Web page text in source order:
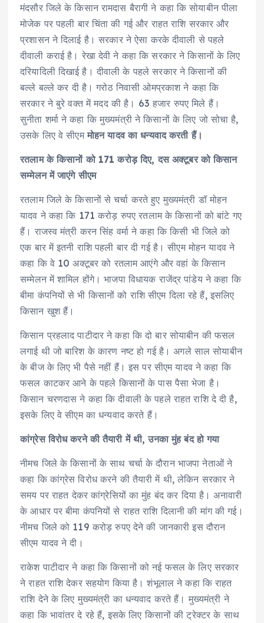
मंदसौर जिले के किसान रामदास बैरागी ने कहा कि सोयाबीन पीला
मोजेक पर पहली बार चिंता की गई और राहत राशि सरकार और
प्रशासन ने दिलाई है। सरकार ने ऐसा करके दीवाली से पहले
दीवाली कराई है। रेखा देवी ने कहा कि सरकार ने किसानों के लिए
दरियादिली दिखाई है। दीवाली के पहले सरकार ने किसानों की
बल्ले बल्ले कर दी है। गरोठ निवासी ओमप्रकाश ने कहा कि
सरकार ने बुरे वक्त में मदद की है। 63 हजार रुपए मिले हैं।
सुनीता शर्मा ने कहा कि मुख्यमंत्री ने किसानों के लिए जो सोचा है,
उसके लिए वे सीएममोहन यादव का धन्यवाद करती हैं।
रतलाम के किसानों को 171 करोड़ दिए, दस अक्टूबर को किसान
सम्मेलन में जाएंगे सीएम
रतलाम जिले के किसानों से चर्चा करते हुए मुख्यमंत्री डॉ मोहन
यादव ने कहा कि 171 करोड़ रुपए रतलाम के किसानों को बांटे गए
हैं। राजस्व मंत्री करन सिंह वर्मा ने कहा कि किसी भी जिले को
एक बार में इतनी राशि पहली बार दी गई है। सीएम मोहन यादव ने
कहा कि वे 10 अक्टूबर को रतलाम आएंगे और वहां के किसान
सम्मेलन में शामिल होंगे। भाजपा विधायक राजेंद्र पांडेय ने कहा कि
बीमा कंपनियों से भी किसानों को राशि सीएम दिला रहे हैं, इसलिए
किसान खुश हैं।
किसान प्रहलाद पाटीदार ने कहा कि दो बार सोयाबीन की फसल
लगाई थी जो बारिश के कारण नष्ट हो गई है। अगले साल सोयाबीन
के बीज के लिए भी पैसे नहीं हैं। इस पर सीएम यादव ने कहा कि
फसल काटकर आने के पहले किसानों के पास पैसा भेजा है।
किसान चरणदास ने कहा कि दीवाली के पहले राहत राशि दे दी है,
इसके लिए वे सीएम का धन्यवाद करते हैं।
कांग्रेस विरोध करने की तैयारी में थी, उनका मुंह बंद हो गया
नीमच जिले के किसानों के साथ चर्चा के दौरान भाजपा नेताओं ने
कहा कि कांग्रेस विरोध करने की तैयारी में थी, लेकिन सरकार ने
समय पर राहत देकर कांग्रेसियों का मुंह बंद कर दिया है। अनावारी
के आधार पर बीमा कंपनियों से राहत राशि दिलानी की मांग की गई।
नीमच जिले को 119 करोड़ रुपए देने की जानकारी इस दौरान
सीएम यादव ने दी।
राकेश पाटीदार ने कहा कि किसानों को नई फसल के लिए सरकार
ने राहत राशि देकर सहयोग किया है। शंभूलाल ने कहा कि राहत
राशि देने के लिए मुख्यमंत्री का धन्यवाद करते हैं। मुख्यमंत्री ने
कहा कि भावांतर दे रहे हैं, इसके लिए किसानों की ट्रेक्टर के साथ